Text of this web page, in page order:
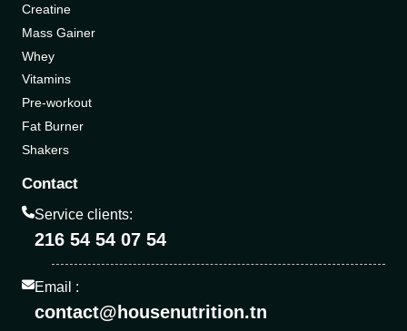
Creatine
Mass Gainer
Whey
Vitamins
Pre-workout
Fat Burner
Shakers
Contact
Service clients:
216 54 54 07 54
Email :
contact@housenutrition.tn